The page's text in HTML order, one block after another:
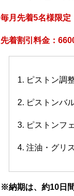
毎月先着5名様限定
先着割引料金：
1. ピストン調
2. ピストンバ
3. ピストンフ
4. 注油・グリ
※納期は、約10日